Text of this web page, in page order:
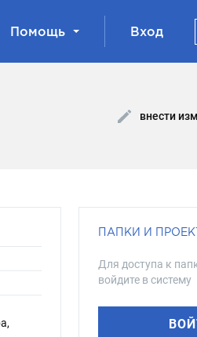
Помощь Вход
внести
ПАПКИ И
Для доступа к
войдите в систему